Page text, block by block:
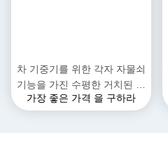
차 기중기를 위한 각자 자물쇠
기능을 가진 수평한 거치된 유
압 회전 드라이브
가장 좋은 가격 을 구하라